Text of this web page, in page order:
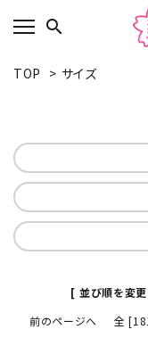
search
TOP > サイズ
[ 並び順を変
前のページへ
全